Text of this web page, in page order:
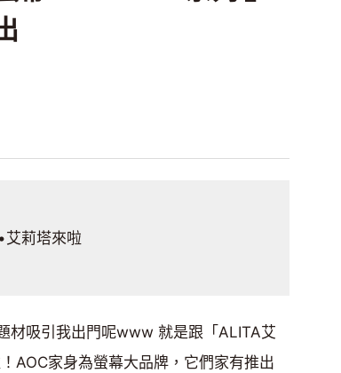
艾莉塔來啦
材吸引我出門呢www 就是跟「ALITA艾
AOC家身為螢幕大品牌，它們家有推出